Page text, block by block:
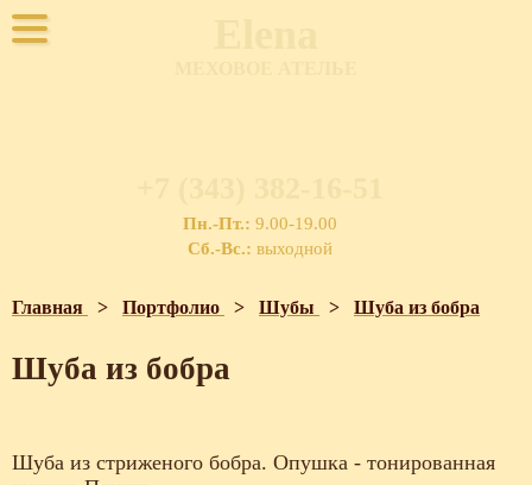
Пн.-Пт.: 9.00-19.00
Сб.-Вс.: выходной
Главная > Портфолио > Шубы > Шуба из бобра
Шуба из бобра
Шуба из стриженого бобра. Опушка - тонированная